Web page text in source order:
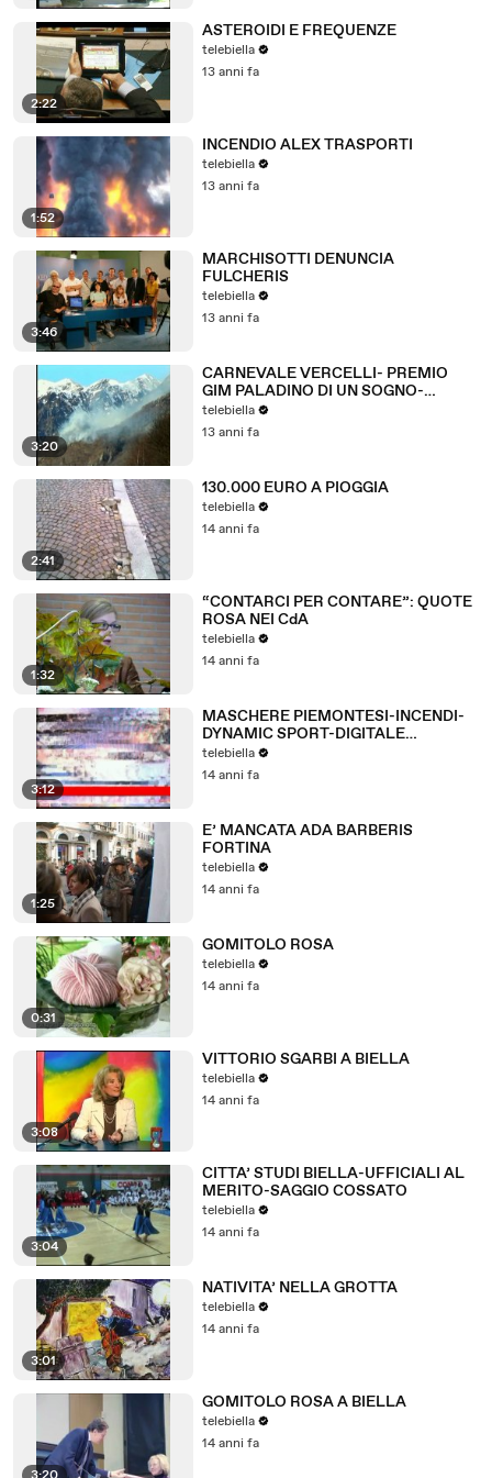
2:22
ASTEROIDI E FREQUENZE
telebiella
13 anni fa
1:52
INCENDIO ALEX TRASPORTI
telebiella
13 anni fa
3:46
MARCHISOTTI DENUNCIA
FULCHERIS
telebiella
13 anni fa
3:20
CARNEVALE VERCELLI- PREMIO
GIM PALADINO DI UN SOGNO-
INCENDI
telebiella
13 anni fa
2:41
130.000 EURO A PIOGGIA
telebiella
14 anni fa
1:32
“CONTARCI PER CONTARE”: QUOTE
ROSA NEI CdA
telebiella
14 anni fa
3:12
MASCHERE PIEMONTESI-INCENDI-
DYNAMIC SPORT-DIGITALE
TERRESTRE
telebiella
14 anni fa
1:25
E’ MANCATA ADA BARBERIS
FORTINA
telebiella
14 anni fa
0:31
GOMITOLO ROSA
telebiella
14 anni fa
3:08
VITTORIO SGARBI A BIELLA
telebiella
14 anni fa
3:04
CITTA’ STUDI BIELLA-UFFICIALI AL
MERITO-SAGGIO COSSATO
telebiella
14 anni fa
3:01
NATIVITA’ NELLA GROTTA
telebiella
14 anni fa
GOMITOLO ROSA A BIELLA
telebiella
14 anni fa